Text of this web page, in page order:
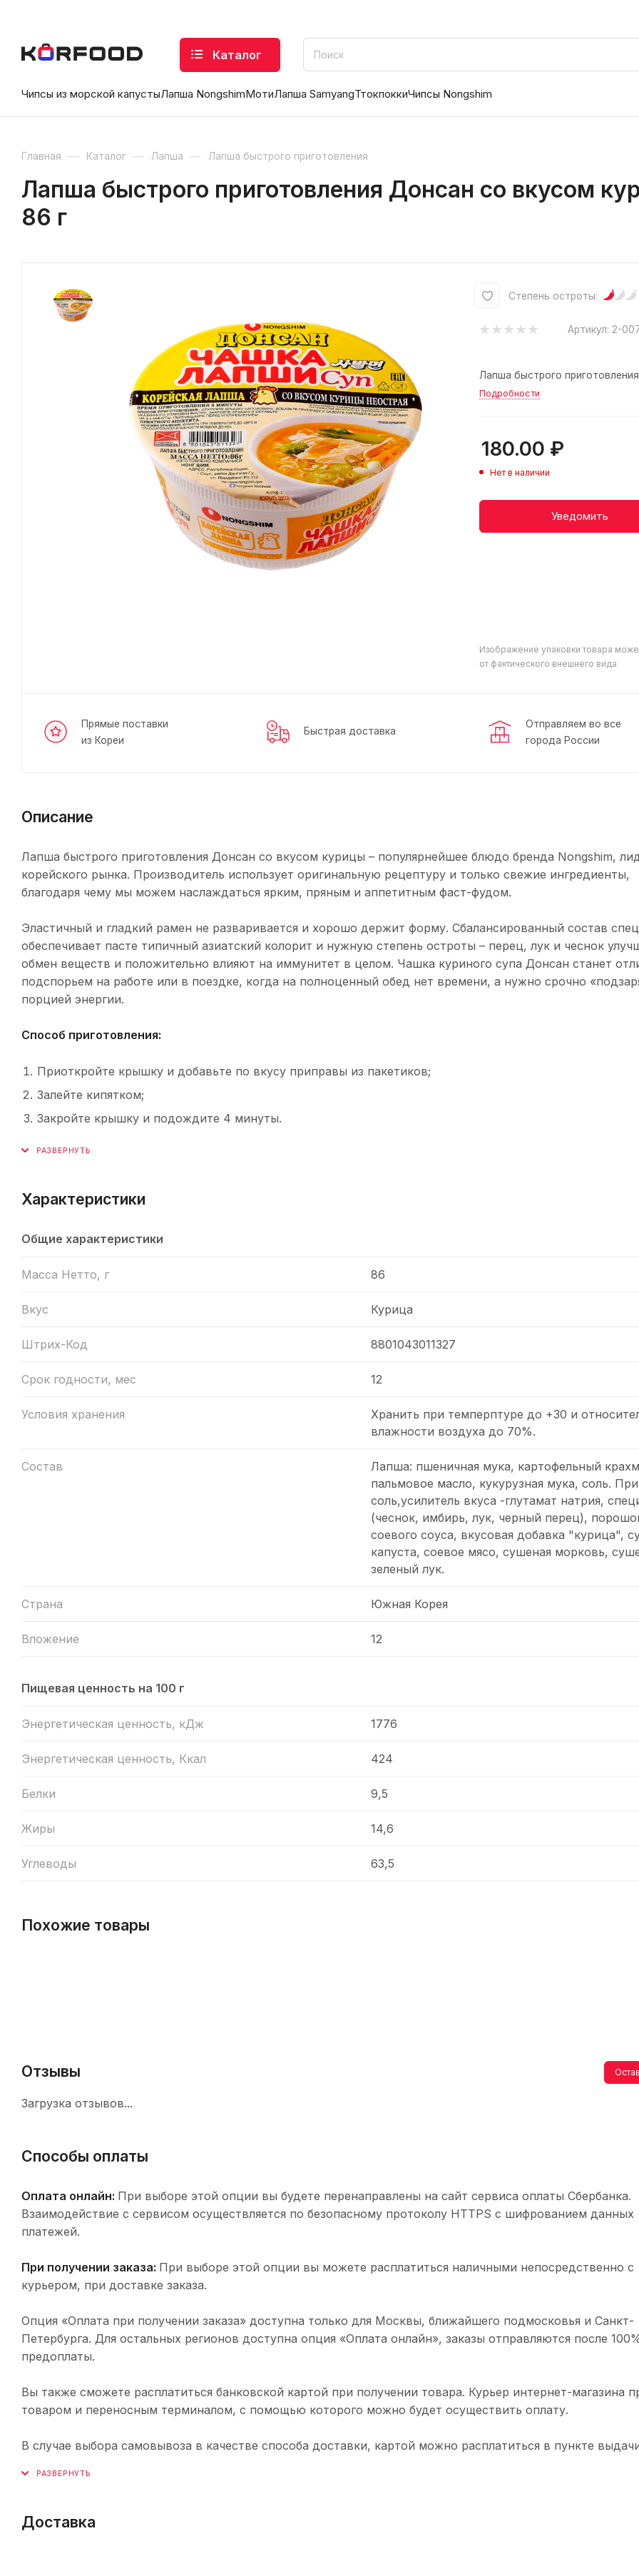
Каталог
Чипсы из морской капустыЛапша NongshimМотиЛапша SamyangТтокпоккиЧипсы Nongshim
Главная — Каталог — Лапша — Лапша быстрого приготовления
Лапша быстрого приготовления Донсан со вкусом
86 г
Степень остроты:
Артикул: 2-
Лапша быстрого
Подробности
180.00 ₽
Нет в наличии
Уведомить
Изображение упаковки товара
от фактического внешнего вида
Прямые поставки
из Кореи
Быстрая доставка
Отправляем во все
города России
Описание
Лапша быстрого приготовления Донсан со вкусом курицы – популярнейшее блюдо бренда Nongshim,
корейского рынка. Производитель использует оригинальную рецептуру и только свежие ингредиенты,
благодаря чему мы можем наслаждаться ярким, пряным и аппетитным фаст-фудом.
Эластичный и гладкий рамен не разваривается и хорошо держит форму. Сбалансированный состав
обеспечивает пасте типичный азиатский колорит и нужную степень остроты – перец, лук и чеснок
обмен веществ и положительно влияют на иммунитет в целом. Чашка куриного супа Донсан станет
подспорьем на работе или в поездке, когда на полноценный обед нет времени, а нужно срочно
порцией энергии.
Способ приготовления:
Приоткройте крышку и добавьте по вкусу приправы из пакетиков;
Залейте кипятком;
Закройте крышку и подождите 4 минуты.
Характеристики
Общие характеристики
Масса Нетто, г 86
Вкус Курица
Штрих-Код 8801043011327
Срок годности, мес 12
Условия хранения
Хранить при темперптуре до +30 и
влажности воздуха до 70%.
Состав
Лапша: пшеничная мука, картофельный
пальмовое масло, кукурузная мука, соль.
соль,усилитель вкуса -глутамат натрия,
(чеснок, имбирь, лук, черный перец),
соевого соуса, вкусовая добавка "курица",
капуста, соевое мясо, сушеная морковь,
зеленый лук.
Страна Южная Корея
Вложение 12
Пищевая ценность на 100 г
Энергетическая ценность, кДж 1776
Энергетическая ценность, Ккал 424
Белки 9,5
Жиры 14,6
Углеводы 63,5
Похожие товары
Отзывы
Загрузка отзывов...
Способы оплаты
Оплата онлайн: При выборе этой опции вы будете перенаправлены на сайт сервиса оплаты Сбербанка.
Взаимодействие с сервисом осуществляется по безопасному протоколу HTTPS с шифрованием данных
платежей.
При получении заказа: При выборе этой опции вы можете расплатиться наличными непосредственно с
курьером, при доставке заказа.
Опция «Оплата при получении заказа» доступна только для Москвы, ближайшего подмосковья и Санкт-
Петербурга. Для остальных регионов доступна опция «Оплата онлайн», заказы отправляются после
предоплаты.
Вы также сможете расплатиться банковской картой при получении товара. Курьер интернет-магазина
товаром и переносным терминалом, с помощью которого можно будет осуществить оплату.
В случае выбора самовывоза в качестве способа доставки, картой можно расплатиться в пункте
Доставка